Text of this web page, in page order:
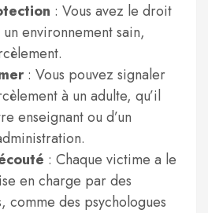
: Vous avez le droit
environnement sain,
: Vous pouvez signaler
à un adulte, qu’il
enseignant ou d’un
: Chaque victime a le
en charge par des
comme des psychologues